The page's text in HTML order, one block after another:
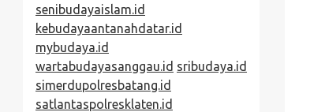
senibudayaislam.id
kebudayaantanahdatar.id
mybudaya.id
wartabudayasanggau.id sribudaya.id
simerdupolresbatang.id
satlantaspolresklaten.id